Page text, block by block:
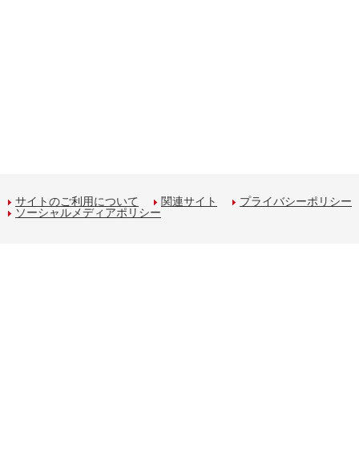
サイトのご利用について 関連サイト
プライバシーポリシー
ソーシャルメディアポリシー